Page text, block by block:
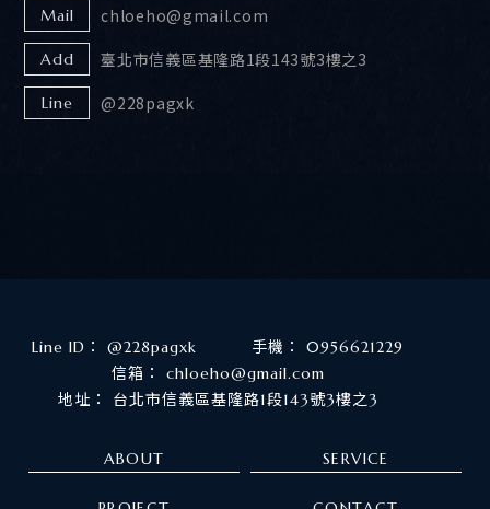
Mail chloeho@gmail.com
Add 臺北市信義區基隆路1段143號3樓之3
Line @228pagxk
@228pagxk
0956621229
chloeho@gmail.com
台北市信義區基隆路1段143號3樓之3
ABOUT SERVICE